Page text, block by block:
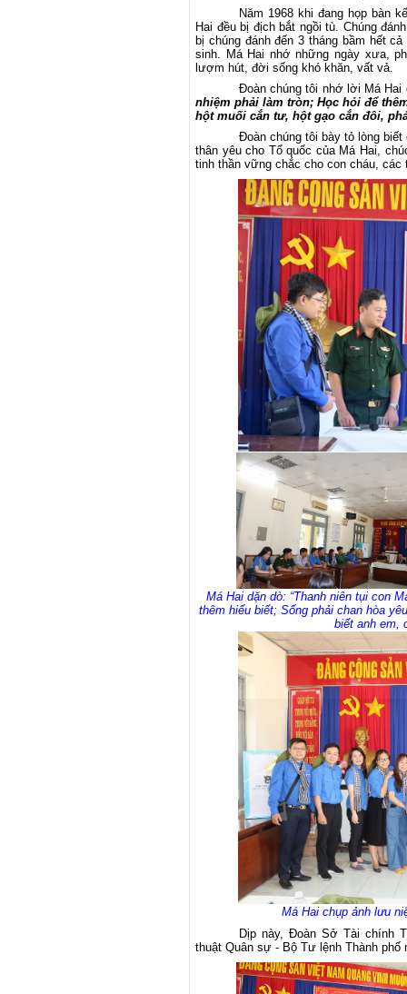
Năm 1968 khi đang họp bàn
Hai đều bị địch bắt ngồi tù. Chúng
bị chúng đánh đến 3 tháng bầm hết
sinh. Má Hai nhớ những ngày xưa,
lượm hút, đời sống khó khăn, vất vả.
Đoàn chúng tôi nhớ lời Má Hai
nhiệm phải làm tròn; Học hỏi để
hột muối cắn tư, hột gạo cắn đôi,
Đoàn chúng tôi bày tỏ lòng
thân yêu cho Tổ quốc của Má Hai,
tinh thần vững chắc cho con cháu, các
Má Hai dặn dò: “Thanh niên tụi con
thêm hiểu biết; Sống phải chan hòa
biết anh em,
Má Hai chụp ảnh lưu
Dịp này, Đoàn Sở Tài chính
thuật Quân sự - Bộ Tư lệnh Thành